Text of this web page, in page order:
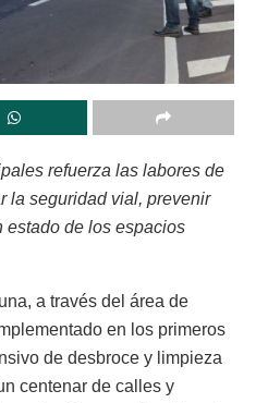
refuerza las labores de
la seguridad vial, prevenir
estado de los espacios
a través del área de
en los primeros
de desbroce y limpieza
centenar de calles y